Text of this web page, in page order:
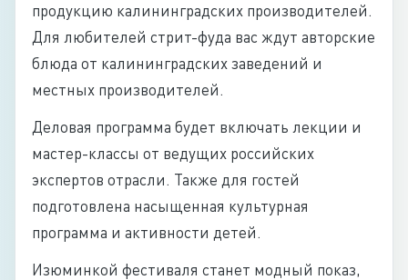
продукцию калининградских производителей.
Для любителей стрит-фуда вас ждут авторские
блюда от калининградских заведений и
местных производителей.
Деловая программа будет включать лекции и
мастер-классы от ведущих российских
экспертов отрасли. Также для гостей
подготовлена насыщенная культурная
программа и активности детей.
Изюминкой фестиваля станет модный показ,